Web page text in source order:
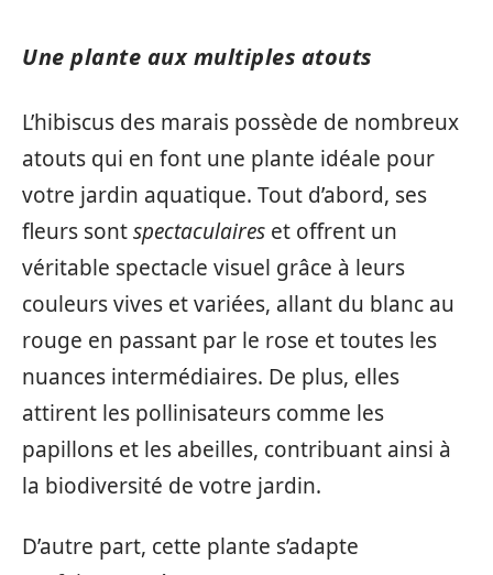
Une plante aux multiples atouts
L’hibiscus des marais possède de nombreux
atouts qui en font une plante idéale pour
votre jardin aquatique. Tout d’abord, ses
fleurs sontspectaculaires et offrent un
véritable spectacle visuel grâce à leurs
couleurs vives et variées, allant du blanc au
rouge en passant par le rose et toutes les
nuances intermédiaires. De plus, elles
attirent les pollinisateurs comme les
papillons et les abeilles, contribuant ainsi à
la biodiversité de votre jardin.
D’autre part, cette plante s’adapte